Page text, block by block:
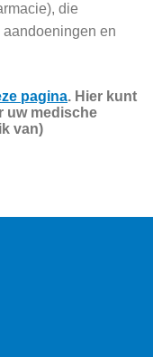
die
en
pagina. Hier kunt
uw medische
van)